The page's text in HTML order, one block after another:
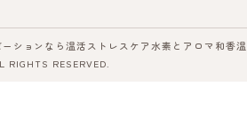
ションなら温活ストレスケア水素とアロマ和香温
RIGHTS RESERVED.